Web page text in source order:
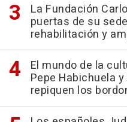
La Fundación
puertas de su
rehabilitación y
El mundo de la
Pepe Habichuela
repiquen los